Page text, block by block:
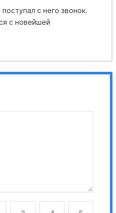
с него звонок.
с новейшей